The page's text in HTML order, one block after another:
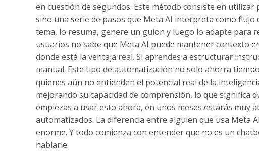
en cuestión de segundos. Este método consiste en
sino una serie de pasos que Meta AI interpreta como
tema, lo resuma, genere un guion y luego lo adapte para
usuarios no sabe que Meta AI puede mantener contexto
donde está la ventaja real. Si aprendes a estructurar
manual. Este tipo de automatización no solo ahorra
quienes aún no entienden el potencial real de la
mejorando su capacidad de comprensión, lo que significa
empiezas a usar esto ahora, en unos meses estarás muy
automatizados. La diferencia entre alguien que usa Meta
enorme. Y todo comienza con entender que no es un
hablarle.